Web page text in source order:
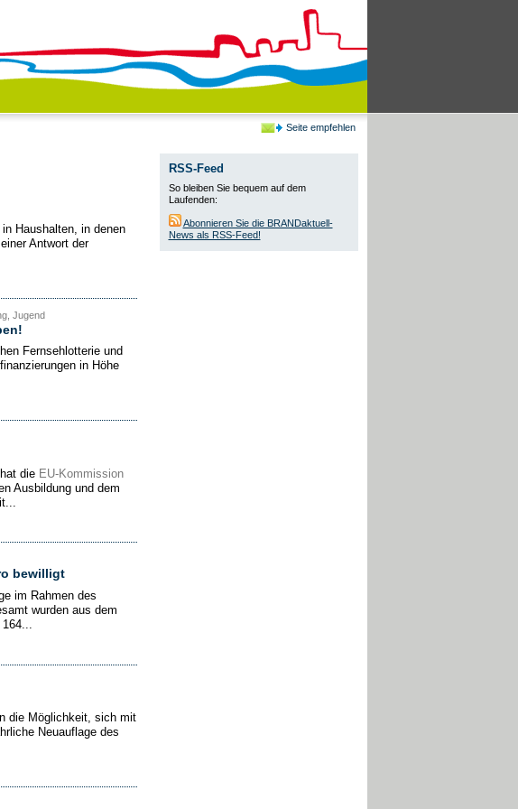
Seite empfehlen
Haushalten, in denen
Antwort der
Jugend
Fernsehlotterie und
in Höhe
die EU-Kommission
Ausbildung und dem
bewilligt
im Rahmen des
wurden aus dem
die Möglichkeit, sich mit
Neuauflage des
RSS-Feed
So bleiben Sie bequem auf dem
Laufenden:
Abonnieren Sie die BRANDaktuell-
News als RSS-Feed!